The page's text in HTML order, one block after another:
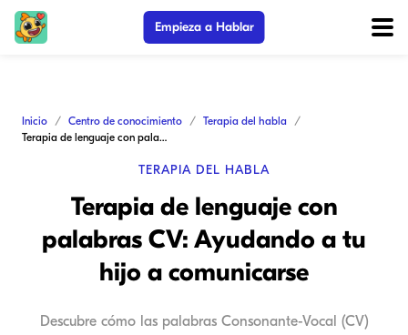
Empieza a Hablar
Inicio Centro de conocimiento
Terapia del habla
Terapia de lenguaje con palabras CV: Ayudando a tu hijo a comunicarse
TERAPIA DEL HABLA
Terapia de lenguaje con
palabras CV: Ayudando a tu
hijo a comunicarse
Descubre cómo las palabras Consonante-Vocal (CV)